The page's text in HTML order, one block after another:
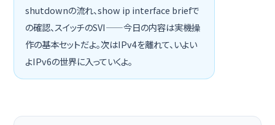
shutdownの流れ、show ip interface briefで
の確認、スイッチのSVI——今日の内容は実機操
作の基本セットだよ。次はIPv4を離れて、いよい
よIPv6の世界に入っていくよ。